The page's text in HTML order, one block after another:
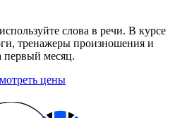
слова в речи. В курсе
тренажеры произношения и
первый месяц.
цены